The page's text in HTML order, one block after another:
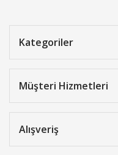
Kategoriler
Müşteri Hizmetleri
Alışveriş